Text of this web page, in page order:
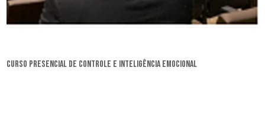
curso presencial de controle e inteligência emocional